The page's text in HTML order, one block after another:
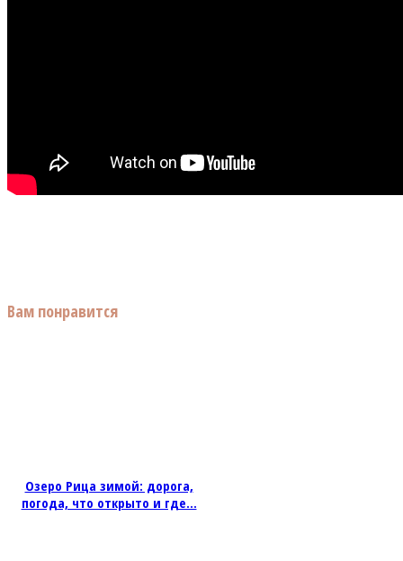
Вам понравится
Озеро Рица зимой: дорога,
погода, что открыто и где...